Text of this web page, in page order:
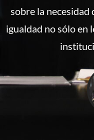
sobre la necesidad
igualdad no sólo en